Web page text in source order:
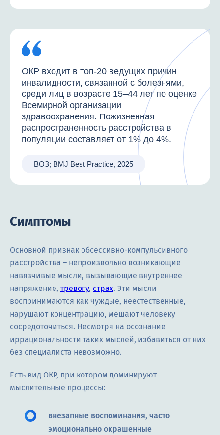
ОКР входит в топ-20 ведущих причин
инвалидности, связанной с болезнями,
среди лиц в возрасте 15–44 лет по оценке
Всемирной организации
здравоохранения. Пожизненная
распространенность расстройства в
популяции составляет от 1% до 4%.
ВОЗ; BMJ Best Practice, 2025
Симптомы
Основной признак обсессивно-компульсивного
расстройства – непроизвольно возникающие
навязчивые мысли, вызывающие внутреннее
напряжение, тревогу, страх. Эти мысли
воспринимаются как чуждые, неестественные,
нарушают концентрацию, мешают человеку
сосредоточиться. Несмотря на осознание
иррациональности таких мыслей, избавиться от них
без специалиста невозможно.
Есть вид ОКР, при котором доминируют
мыслительные процессы:
внезапные воспоминания, часто
эмоционально окрашенные